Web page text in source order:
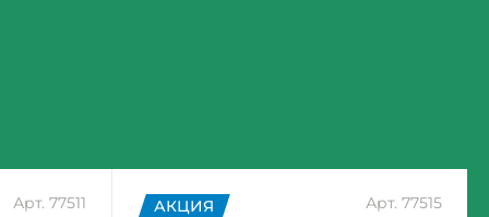
Арт. 77511 Арт. 77515
АКЦИЯ